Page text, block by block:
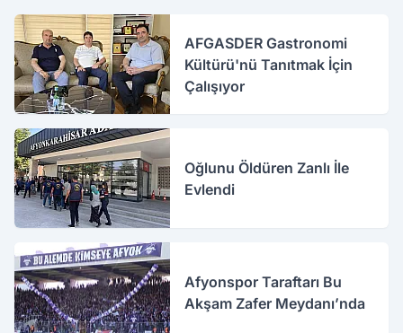
AFGASDER Gastronomi
Kültürü'nü Tanıtmak İçin
Çalışıyor
Oğlunu Öldüren Zanlı İle
Evlendi
Afyonspor Taraftarı Bu
Akşam Zafer Meydanı’nda